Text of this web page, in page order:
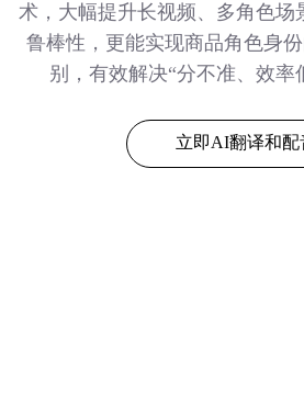
术，大幅提升长视频、多角色场
鲁棒性，更能实现商品角色身
别，有效解决“分不准、效率
立即AI翻译和配